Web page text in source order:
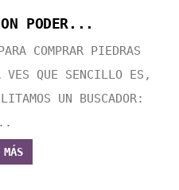
PODER...
COMPRAR PIEDRAS
VES QUE SENCILLO ES,
UN BUSCADOR: